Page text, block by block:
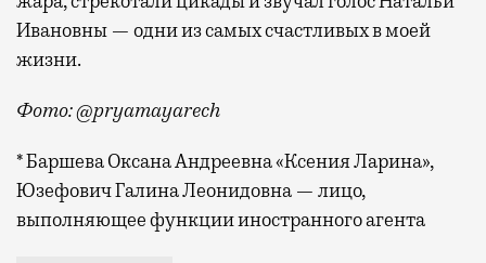
Ивановны — одни из самых счастливых в моей
жизни.
Фото: @pryamayarech
* Баршева Оксана Андреевна «Ксения Ларина»,
Юзефович Галина Леонидовна — лицо,
выполняющее функции иностранного агента